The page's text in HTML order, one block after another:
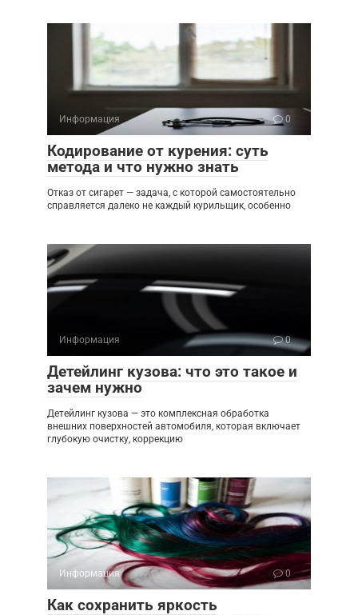
Информация 0
Кодирование от курения: суть
метода и что нужно знать
Отказ от сигарет — задача, с которой самостоятельно
справляется далеко не каждый курильщик, особенно
Информация 0
Детейлинг кузова: что это такое и
зачем нужно
Детейлинг кузова — это комплексная обработка
внешних поверхностей автомобиля, которая включает
глубокую очистку, коррекцию
Информация 0
Как сохранить яркость